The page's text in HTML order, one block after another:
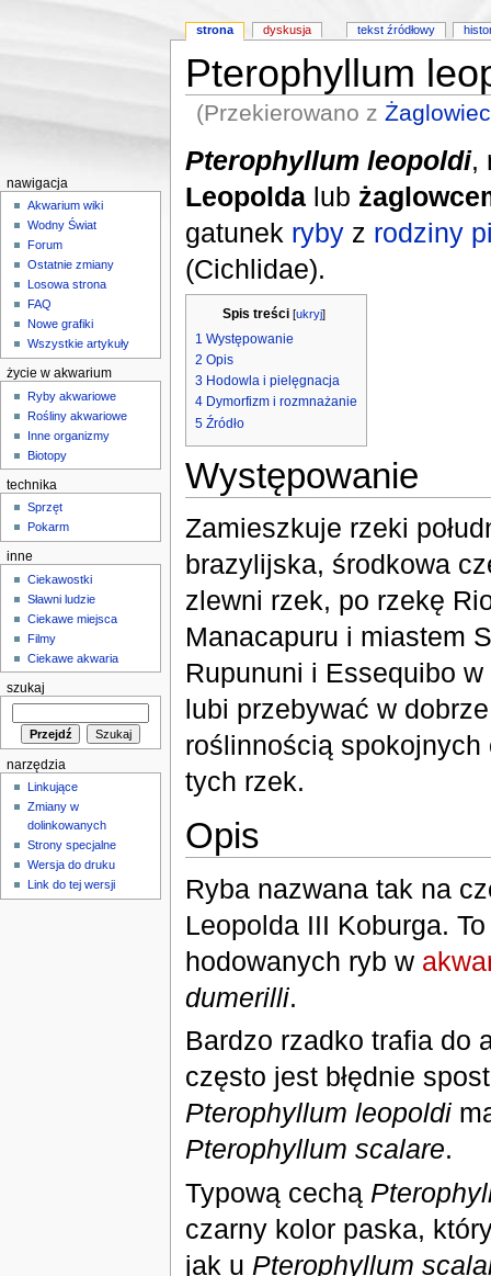
Pterophyllum
(Przekierowano z
Pterophyllum leopoldi,
Leopoldalub
gatunek rybyz rodziny
(Cichlidae).
Spis treści [ukryj]
1 Występowanie
2 Opis
3 Hodowla i pielęgnacja
4 Dymorfizm i rozmnażanie
5 Źródło
Występowanie
Zamieszkuje rzeki
brazylijska, środkowa
zlewni rzek, po rzekę
Manacapuru i miastem
Rupununi i Essequibo
lubi przebywać w
roślinnością
tych rzek.
Opis
Ryba nazwana tak na
Leopolda III Koburga.
hodowanych ryb w
dumerilli.
Bardzo rzadko trafia do
często jest błędnie
Pterophyllum leopoldi
Pterophyllum scalare.
Typową cechą
czarny kolor paska,
jak u Pterophyllum
strona dyskusja tekst źródłowy
nawigacja
Akwarium wiki
Wodny Świat
Forum
Ostatnie zmiany
Losowa strona
FAQ
Nowe grafiki
Wszystkie artykuły
życie w akwarium
Ryby akwariowe
Rośliny akwariowe
Inne organizmy
Biotopy
technika
Sprzęt
Pokarm
inne
Ciekawostki
Sławni ludzie
Ciekawe miejsca
Filmy
Ciekawe akwaria
szukaj
narzędzia
Linkujące
Zmiany w
dolinkowanych
Strony specjalne
Wersja do druku
Link do tej wersji